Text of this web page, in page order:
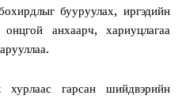
бууруулах, иргэдийн
анхаарч, хариуцлагаа
гарсан шийдвэрийн